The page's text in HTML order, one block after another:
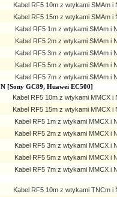
Kabel RF5 10m z wtykami SMAm i
Kabel RF5 15m z wtykami SMAm i
Kabel RF5 1m z wtykami SMAm i
Kabel RF5 2m z wtykami SMAm i
Kabel RF5 3m z wtykami SMAm i
Kabel RF5 5m z wtykami SMAm i
Kabel RF5 7m z wtykami SMAm i
[Sony GC89, Huawei EC500]
Kabel RF5 10m z wtykami MMCX i
Kabel RF5 15m z wtykami MMCX i
Kabel RF5 1m z wtykami MMCX i
Kabel RF5 2m z wtykami MMCX i
Kabel RF5 3m z wtykami MMCX i
Kabel RF5 5m z wtykami MMCX i
Kabel RF5 7m z wtykami MMCX i
Kabel RF5 10m z wtykami TNCm i